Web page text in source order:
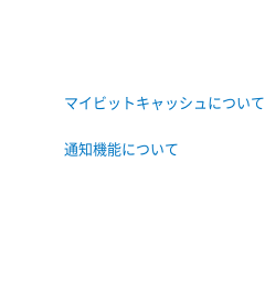
マイビットキャッシュについて
通知機能について